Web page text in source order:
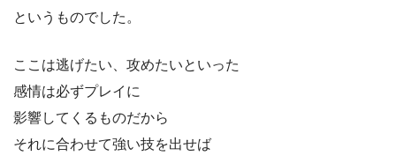
というものでした。
ここは逃げたい、攻めたいといった
感情は必ずプレイに
影響してくるものだから
それに合わせて強い技を出せば